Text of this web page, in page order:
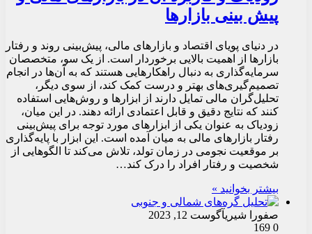
پیش بینی بازارها
در دنیای پویای اقتصاد و بازارهای مالی، پیش‌بینی روند و رفتار
بازارها از اهمیت بالایی برخوردار است. از یک سو، متخصصان
سرمایه‌گذاری به دنبال راهکارهایی هستند که به آن‌ها در انجام
تصمیم‌گیری‌های بهتر و درست کمک کند، از سوی دیگر،
تحلیل‌گران مالی تمایل دارند از ابزارها و روش‌هایی استفاده
کنند که نتایج دقیق و قابل اعتمادی ارائه دهند. در این میان،
زودیاک به عنوان یکی از ابزارهای مورد توجه برای پیش‌بینی
رفتار بازارهای مالی به میان آمده است. این ابزار با پایه‌گذاری
بر موقعیت نجومی در زمان تولد، تلاش می‌کند تا الگوهایی از
شخصیت و رفتار افراد را درک کند…
بیشتر بخوانید »
صفورا شیریآگوست 12, 2023
0